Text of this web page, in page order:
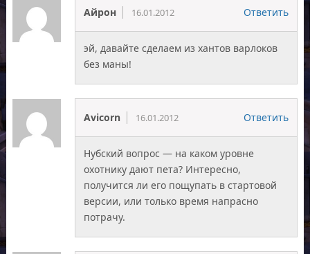
Айрон 16.01.2012 Ответить
эй, давайте сделаем из хантов варлоков
без маны!
Avicorn 16.01.2012 Ответить
Нубский вопрос — на каком уровне
охотнику дают пета? Интересно,
получится ли его пощупать в стартовой
версии, или только время напрасно
потрачу.